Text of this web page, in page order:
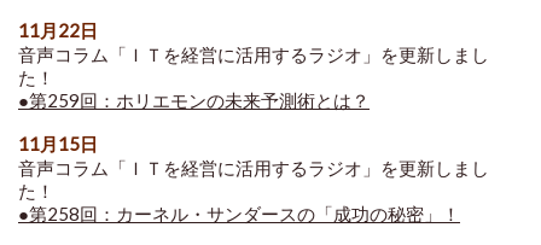
11月22日
音声コラム「ＩＴを経営に活用するラジオ」を更新しまし
た！
●第259回：ホリエモンの未来予測術とは？
11月15日
音声コラム「ＩＴを経営に活用するラジオ」を更新しまし
た！
●第258回：カーネル・サンダースの「成功の秘密」！